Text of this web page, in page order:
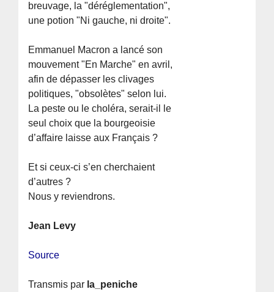
breuvage, la "déréglementation",
une potion "Ni gauche, ni droite".
Emmanuel Macron a lancé son
mouvement "En Marche" en avril,
afin de dépasser les clivages
politiques, "obsolètes" selon lui.
La peste ou le choléra, serait-il le
seul choix que la bourgeoisie
d’affaire laisse aux Français ?
Et si ceux-ci s’en cherchaient
d’autres ?
Nous y reviendrons.
Jean Levy
Source
Transmis par la_peniche